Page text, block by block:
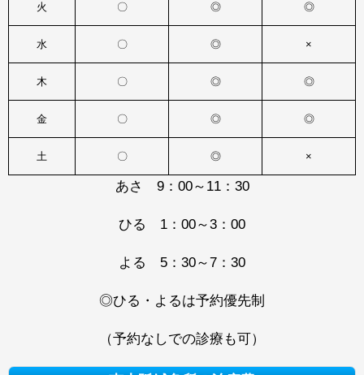
火 〇 ◎ ◎
水 〇 ◎ ×
木 〇 ◎ ◎
金 〇 ◎ ◎
土 〇 ◎ ×
あさ 9：00～11：30
ひる 1：00～3：00
よる 5：30～7：30
◎ひる・よるは予約優先制
（予約なしでの診療も可）